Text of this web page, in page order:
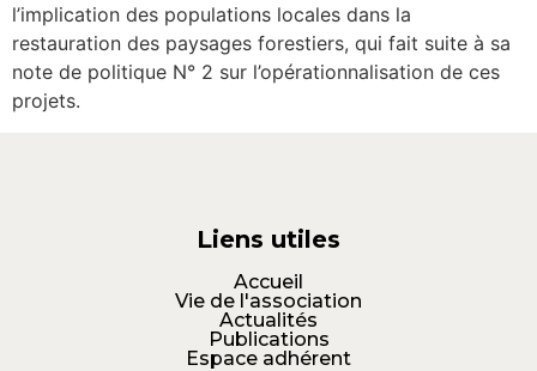
l’implication des populations locales dans la
restauration des paysages forestiers, qui fait suite à sa
note de politique N° 2 sur l’opérationnalisation de ces
projets.
Liens utiles
Accueil
Vie de l'association
Actualités
Publications
Espace adhérent